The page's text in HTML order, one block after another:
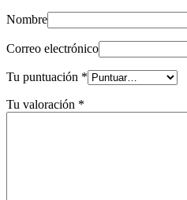
Nombre
Correo electrónico
Tu puntuación *
Tu valoración *